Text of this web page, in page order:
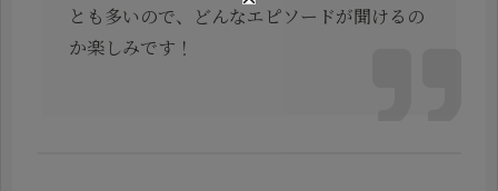
とも多いので、どんなエピソードが聞けるの
か楽しみです！